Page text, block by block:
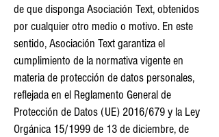
de que disponga Asociación Text, obtenidos
por cualquier otro medio o motivo. En este
sentido, Asociación Text garantiza el
cumplimiento de la normativa vigente en
materia de protección de datos personales,
reflejada en el Reglamento General de
Protección de Datos (UE) 2016/679 y la Ley
Orgánica 15/1999 de 13 de diciembre, de